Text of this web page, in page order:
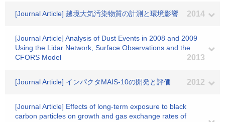
[Journal Article] 越境大気汚染物質の計測と環境影響 2014
[Journal Article] Analysis of Dust Events in 2008 and 2009
Using the Lidar Network, Surface Observations and the
CFORS Model
2013
[Journal Article] インパクタMAIS-10の開発と評価 2012
[Journal Article] Effects of long-term exposure to black
carbon particles on growth and gas exchange rates of